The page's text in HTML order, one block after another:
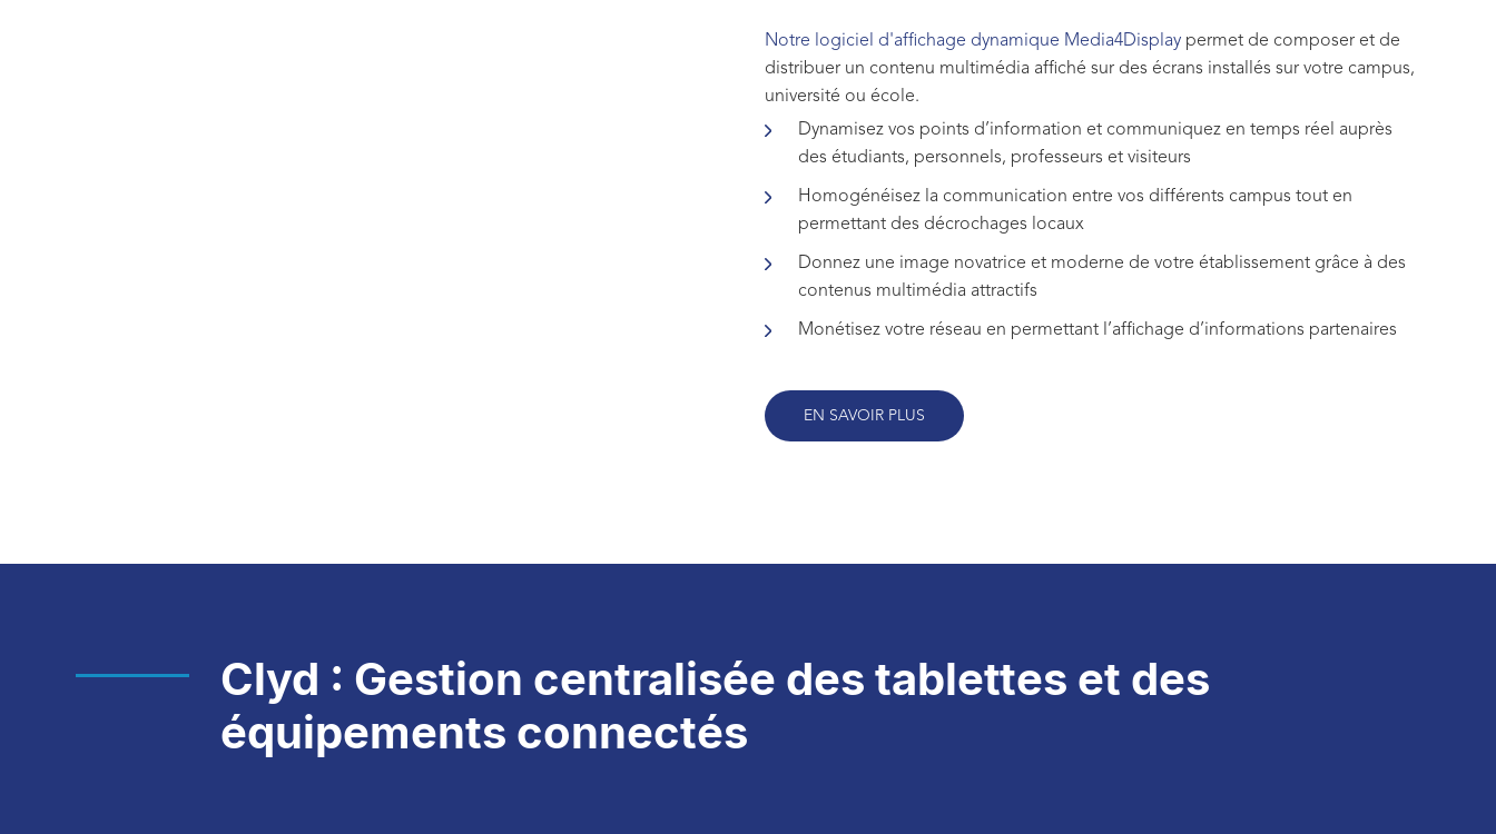
Notre logiciel d'affichage dynamique Media4Display permet de composer et de
distribuer un contenu multimédia affiché sur des écrans installés sur votre campus,
université ou école.
Dynamisez vos points d’information et communiquez en temps réel auprès
des étudiants, personnels, professeurs et visiteurs
Homogénéisez la communication entre vos différents campus tout en
permettant des décrochages locaux
Donnez une image novatrice et moderne de votre établissement grâce à des
contenus multimédia attractifs
Monétisez votre réseau en permettant l’affichage d’informations partenaires
EN SAVOIR PLUS
Clyd : Gestion centralisée des tablettes et des
équipements connectés